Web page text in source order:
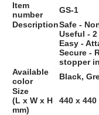
Item
number
GS-1
DescriptionSafe -
Useful -
Easy -
Secure -
stopper
Available
color
Black,
Size
(L x W x H
mm)
440 x 440